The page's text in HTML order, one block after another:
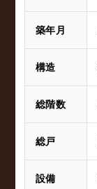
築年月
構造
総階数
総戸
設備